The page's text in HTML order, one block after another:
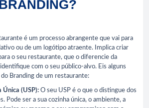
é um processo abrangente que vai para
ou de um logótipo atraente. Implica criar
o seu restaurante, que o diferencie da
com o seu público-alvo. Eis alguns
Branding de um restaurante:
Única (USP): O seu USP é o que o distingue dos
Pode ser a sua cozinha única, o ambiente, a